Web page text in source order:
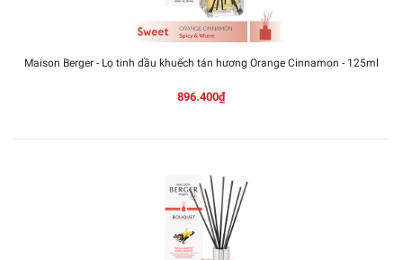
Maison Berger - Lọ tinh dầu khuếch tán hương Orange Cinnamon - 125ml
896.400₫